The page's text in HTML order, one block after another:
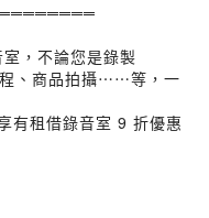
，不論您是錄製
、商品拍攝⋯⋯等，一
租借錄音室 9 折優惠